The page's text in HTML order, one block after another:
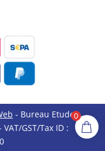
- Bureau Etudes
VAT/GST/Tax ID :
0